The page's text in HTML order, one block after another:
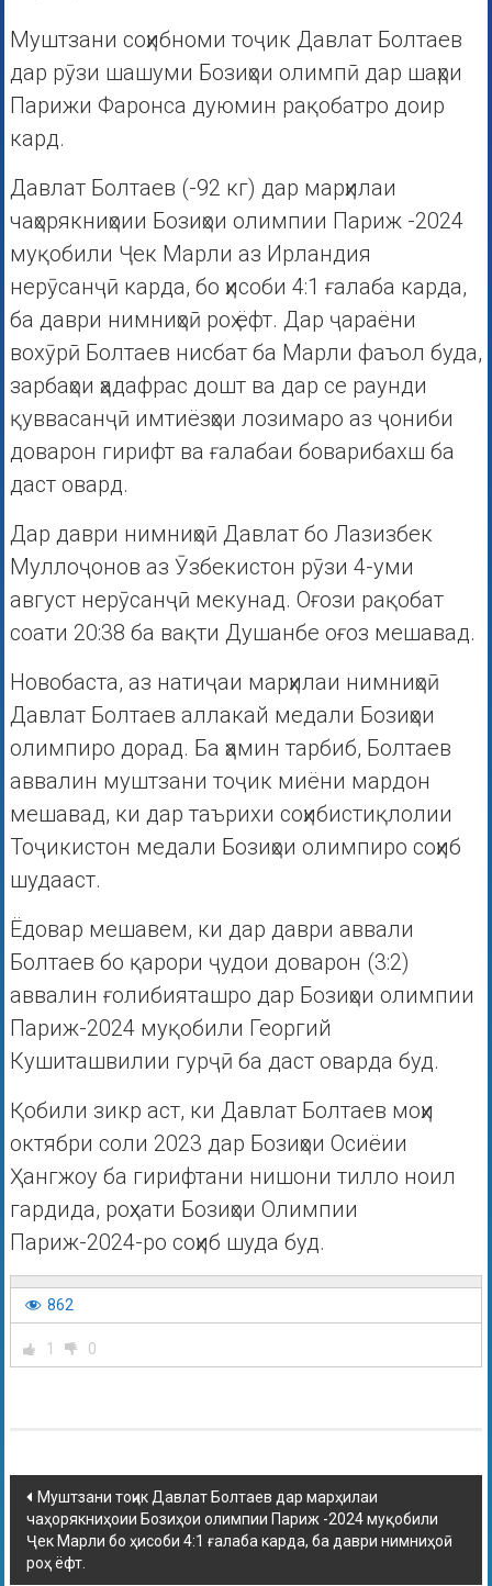
Муштзани соҳибноми тоҷик Давлат Болтаев
дар рӯзи шашуми Бозиҳои олимпӣ дар шаҳри
Парижи Фаронса дуюмин рақобатро доир
кард.
Давлат Болтаев (-92 кг) дар марҳилаи
чаҳорякниҳоии Бозиҳои олимпии Париж -2024
муқобили Ҷек Марли аз Ирландия
нерӯсанҷӣ карда, бо ҳисоби 4:1 ғалаба карда,
ба даври нимниҳоӣ роҳ ёфт. Дар ҷараёни
вохӯрӣ Болтаев нисбат ба Марли фаъол буда,
зарбаҳои ҳадафрас дошт ва дар се раунди
қуввасанҷӣ имтиёзҳои лозимаро аз ҷониби
доварон гирифт ва ғалабаи боварибахш ба
даст овард.
Дар даври нимниҳоӣ Давлат бо Лазизбек
Муллоҷонов аз Ӯзбекистон рӯзи 4-уми
август нерӯсанҷӣ мекунад. Оғози рақобат
соати 20:38 ба вақти Душанбе оғоз мешавад.
Новобаста, аз натиҷаи марҳилаи нимниҳоӣ
Давлат Болтаев аллакай медали Бозиҳои
олимпиро дорад. Ба ҳамин тарбиб, Болтаев
аввалин муштзани тоҷик миёни мардон
мешавад, ки дар таърихи соҳибистиқлолии
Тоҷикистон медали Бозиҳои олимпиро соҳиб
шудааст.
Ёдовар мешавем, ки дар даври аввали
Болтаев бо қарори ҷудои доварон (3:2)
аввалин ғолибияташро дар Бозиҳои олимпии
Париж-2024 муқобили Георгий
Кушиташвилии гурҷӣ ба даст оварда буд.
Қобили зикр аст, ки Давлат Болтаев моҳи
октябри соли 2023 дар Бозиҳои Осиёии
Ҳангжоу ба гирифтани нишони тилло ноил
гардида, роҳхати Бозиҳои Олимпии
Париж-2024-ро соҳиб шуда буд.
862
1 0
Муштзани тоҷик Давлат Болтаев дар марҳилаи
чаҳорякниҳоии Бозиҳои олимпии Париж -2024 муқобили
Ҷек Марли бо ҳисоби 4:1 ғалаба карда, ба даври нимниҳоӣ
роҳ ёфт.